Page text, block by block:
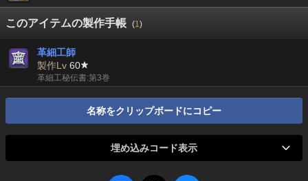
このアイテムの製作手帳 (1)
革細工師
製作Lv 60
革細工秘伝書:第3巻
名称をクリップボードにコピー
埋め込みコード表示